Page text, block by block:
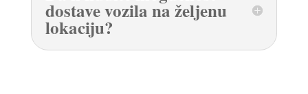
dostave vozila na željenu
lokaciju?